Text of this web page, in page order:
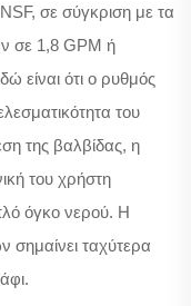
σε σύγκριση με τα
σε 1,8 GPM ή
είναι ότι ο ρυθμός
του
της βαλβίδας, η
του χρήστη
όγκο νερού. Η
ταχύτερα